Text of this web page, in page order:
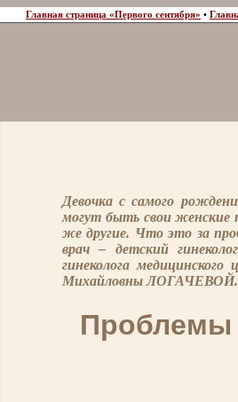
Главная страница «Первого сентября» •
Девочка с самого
могут быть свои женские
же другие. Что это за
врач – детский
гинеколога
Михайловны ЛОГАЧЕВОЙ.
Проблемы